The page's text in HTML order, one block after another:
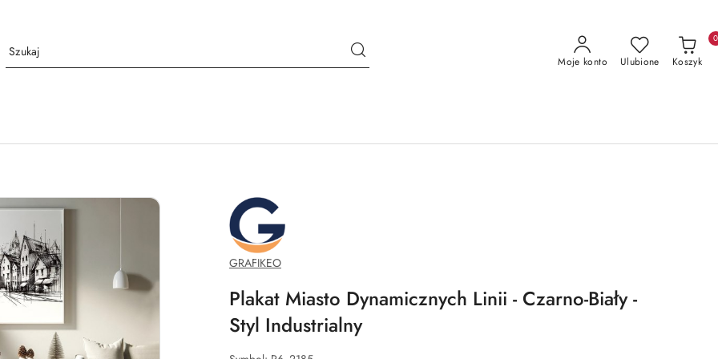
Moje konto Ulubione Koszyk
0
GRAFIKEO.PL
GRAFIKEO
Plakat Miasto Dynamicznych Linii - Czarno-Biały -
Styl Industrialny